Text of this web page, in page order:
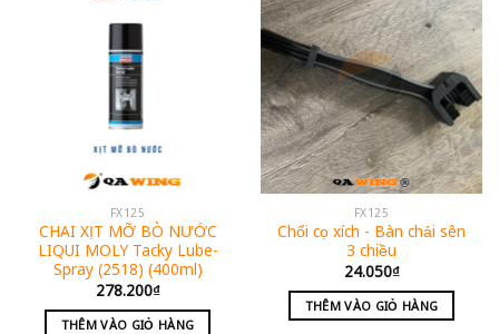
FX125
CHAI XỊT MỠ BÒ NƯỚC
LIQUI MOLY Tacky Lube-
Spray (2518) (400ml)
278.200₫
THÊM VÀO GIỎ HÀNG
FX125
Chổi cọ xích - Bàn chải sên
3 chiều
24.050₫
THÊM VÀO GIỎ HÀNG